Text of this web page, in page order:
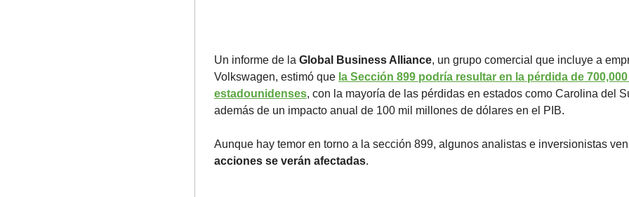
Un informe de la Global Business Alliance, un grupo comercial que incluye a
Volkswagen, estimó que la Sección 899 podría resultar en la pérdida de
estadounidenses, con la mayoría de las pérdidas en estados como Carolina del
además de un impacto anual de 100 mil millones de dólares en el PIB.
Aunque hay temor en torno a la sección 899, algunos analistas e inversionistas
acciones se verán afectadas.